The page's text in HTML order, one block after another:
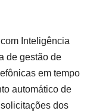
Inteligência
de gestão de
em tempo
automático de
dos